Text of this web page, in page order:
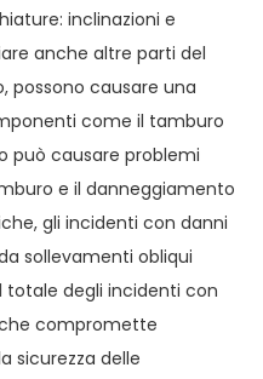
inclinazioni e
anche altre parti del
possono causare una
come il tamburo
può causare problemi
e il danneggiamento
gli incidenti con danni
sollevamenti obliqui
totale degli incidenti con
compromette
sicurezza delle